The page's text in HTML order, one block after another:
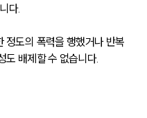
다.
정도의 폭력을 행했거나 반복
도 배제할 수 없습니다.